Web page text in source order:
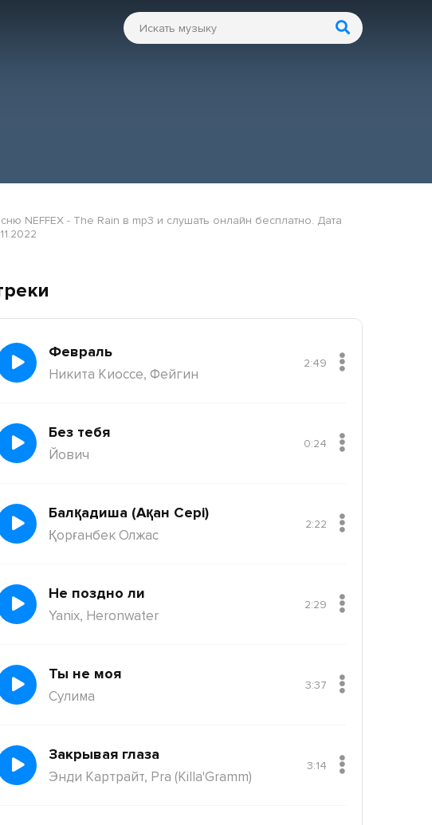
NEFFEX - The Rain в mp3 и слушать онлайн бесплатно. Дата
Февраль
Никита Киоссе, Фейгин
2:49
Без тебя
Йович
0:24
Балқадиша (Ақан Сері)
Қорғанбек Олжас
2:22
Не поздно ли
Yanix, Heronwater
2:29
Ты не моя
Сулима
3:37
Закрывая глаза
Энди Картрайт, Pra (Killa'Gramm)
3:14